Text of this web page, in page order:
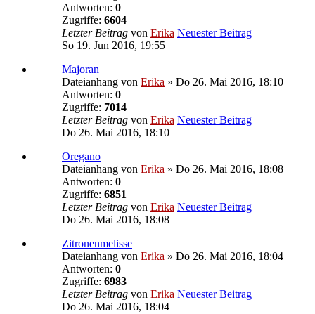
Antworten: 0
Zugriffe: 6604
Letzter Beitrag von Erika Neuester Beitrag
So 19. Jun 2016, 19:55
Majoran
Dateianhang von Erika » Do 26. Mai 2016, 18:10
Antworten: 0
Zugriffe: 7014
Letzter Beitrag von Erika Neuester Beitrag
Do 26. Mai 2016, 18:10
Oregano
Dateianhang von Erika » Do 26. Mai 2016, 18:08
Antworten: 0
Zugriffe: 6851
Letzter Beitrag von Erika Neuester Beitrag
Do 26. Mai 2016, 18:08
Zitronenmelisse
Dateianhang von Erika » Do 26. Mai 2016, 18:04
Antworten: 0
Zugriffe: 6983
Letzter Beitrag von Erika Neuester Beitrag
Do 26. Mai 2016, 18:04